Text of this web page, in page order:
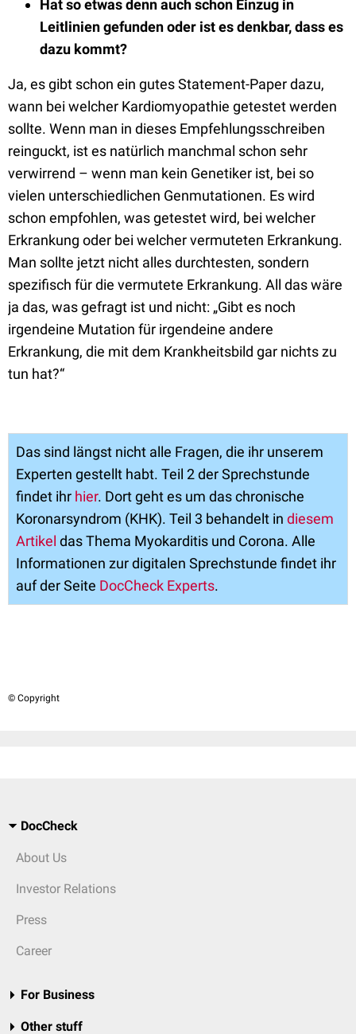
Hat so etwas denn auch schon Einzug in
Leitlinien gefunden oder ist es denkbar, dass es
dazu kommt?
Ja, es gibt schon ein gutes Statement-Paper dazu,
wann bei welcher Kardiomyopathie getestet werden
sollte. Wenn man in dieses Empfehlungsschreiben
reinguckt, ist es natürlich manchmal schon sehr
verwirrend – wenn man kein Genetiker ist, bei so
vielen unterschiedlichen Genmutationen. Es wird
schon empfohlen, was getestet wird, bei welcher
Erkrankung oder bei welcher vermuteten Erkrankung.
Man sollte jetzt nicht alles durchtesten, sondern
spezifisch für die vermutete Erkrankung. All das wäre
ja das, was gefragt ist und nicht: „Gibt es noch
irgendeine Mutation für irgendeine andere
Erkrankung, die mit dem Krankheitsbild gar nichts zu
tun hat?“
Das sind längst nicht alle Fragen, die ihr unserem
Experten gestellt habt. Teil 2 der Sprechstunde
findet ihr hier. Dort geht es um das chronische
Koronarsyndrom (KHK). Teil 3 behandelt in diesem
Artikel das Thema Myokarditis und Corona. Alle
Informationen zur digitalen Sprechstunde findet ihr
auf der Seite DocCheck Experts.
© Copyright
DocCheck
About Us
Investor Relations
Press
Career
For Business
Other stuff